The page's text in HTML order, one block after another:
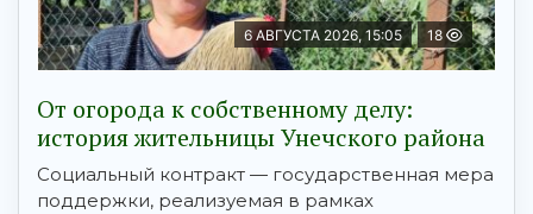
6 АВГУСТА 2026, 15:05 18
От огорода к собственному делу:
история жительницы Унечского района
Социальный контракт — государственная мера
поддержки, реализуемая в рамках